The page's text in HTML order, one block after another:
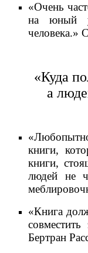
«Очень
на юный
человека.»
«Куда
а
книги,
книги,
людей не
«Книга
Бертран